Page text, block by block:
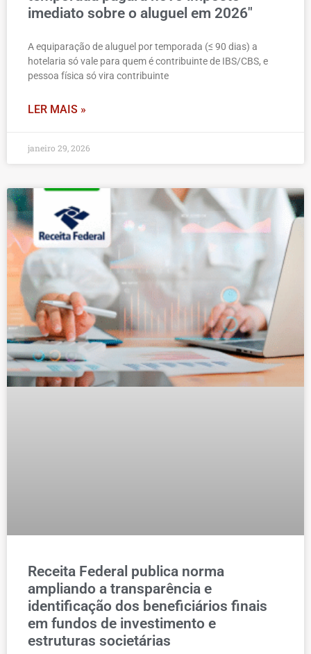
imediato sobre o aluguel em 2026″
A equiparação de aluguel por temporada (≤ 90 dias) a
hotelaria só vale para quem é contribuinte de IBS/CBS, e
pessoa física só vira contribuinte
LER MAIS »
janeiro 29, 2026
Receita Federal publica norma
ampliando a transparência e
identificação dos beneficiários finais
em fundos de investimento e
estruturas societárias